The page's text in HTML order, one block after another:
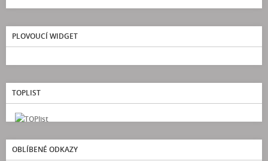
PLOVOUCÍ WIDGET
TOPLIST
OBLÍBENÉ ODKAZY